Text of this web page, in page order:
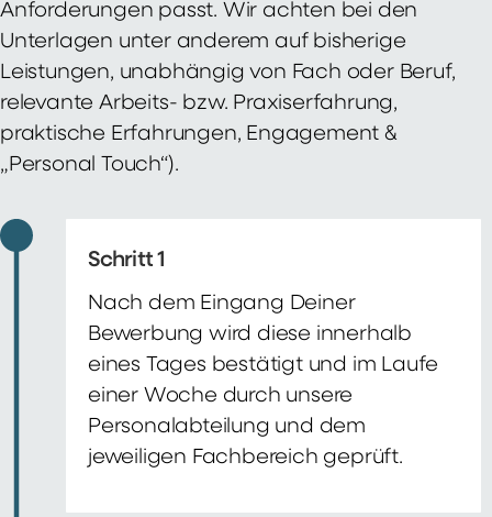
Anforderungen passt. Wir achten bei den
Unterlagen unter anderem auf bisherige
Leistungen, unabhängig von Fach oder Beruf,
relevante Arbeits- bzw. Praxiserfahrung,
praktische Erfahrungen, Engagement &
„Personal Touch“).
Schritt 1
Nach dem Eingang Deiner
Bewerbung wird diese innerhalb
eines Tages bestätigt und im Laufe
einer Woche durch unsere
Personalabteilung und dem
jeweiligen Fachbereich geprüft.